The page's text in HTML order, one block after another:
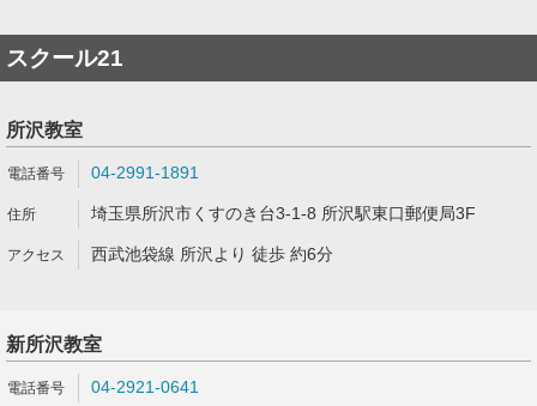
スクール21
所沢教室
04-2991-1891
埼玉県所沢市くすのき台3-1-8 所沢駅東口郵便局3F
西武池袋線 所沢より 徒歩 約6分
新所沢教室
04-2921-0641